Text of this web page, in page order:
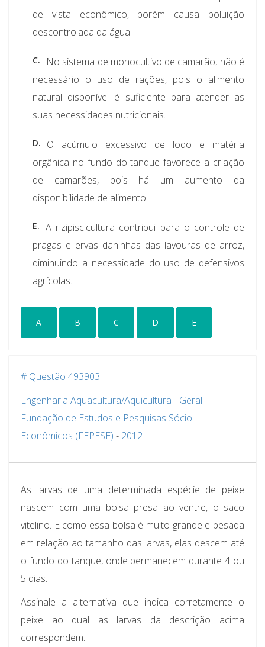
de vista econômico, porém causa poluição
descontrolada da água.
C.
No sistema de monocultivo de camarão, não é
necessário o uso de rações, pois o alimento
natural disponível é suficiente para atender as
suas necessidades nutricionais.
D.
O acúmulo excessivo de lodo e matéria
orgânica no fundo do tanque favorece a criação
de camarões, pois há um aumento da
disponibilidade de alimento.
E. A rizipiscicultura contribui para o controle de
pragas e ervas daninhas das lavouras de arroz,
diminuindo a necessidade do uso de defensivos
agrícolas.
A B C D E
# Questão 493903
Engenharia Aquacultura/Aquicultura - Geral -
Fundação de Estudos e Pesquisas Sócio-
Econômicos (FEPESE) - 2012
As larvas de uma determinada espécie de peixe
nascem com uma bolsa presa ao ventre, o saco
vitelino. E como essa bolsa é muito grande e pesada
em relação ao tamanho das larvas, elas descem até
o fundo do tanque, onde permanecem durante 4 ou
5 dias.
Assinale a alternativa que indica corretamente o
peixe ao qual as larvas da descrição acima
correspondem.